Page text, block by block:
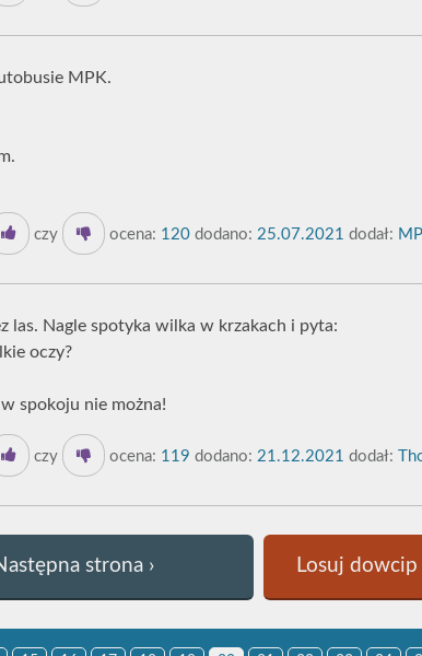
MPK.
czy ocena: 120 dodano: 25.07.2021 dodał:
las. Nagle spotyka wilka w krzakach i pyta:
oczy?
spokoju nie można!
czy ocena: 119 dodano: 21.12.2021 dodał:
strona › Losuj dowcip